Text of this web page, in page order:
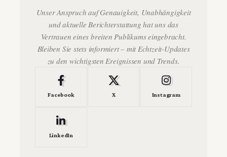
Unser Anspruch auf Genauigkeit, Unabhängigkeit
und aktuelle Berichterstattung hat uns das
Vertrauen eines breiten Publikums eingebracht.
Bleiben Sie stets informiert – mit Echtzeit-Updates
zu den wichtigsten Ereignissen und Trends.
Facebook X Instagram
LinkedIn